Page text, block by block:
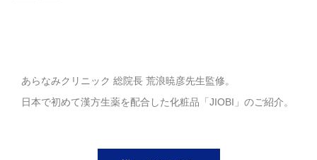
あらなみクリニック 総院長 荒浪暁彦先生監修。
日本で初めて漢方生薬を配合した化粧品「JIOBI」のご紹介。